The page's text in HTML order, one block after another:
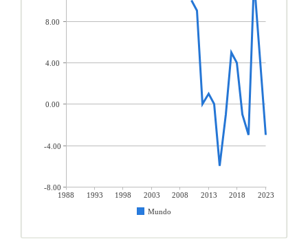
1988 1993 1998 2003 2008 2013 2018
2023
Mundo
8.00
4.00
0.00
-4.00
-8.00